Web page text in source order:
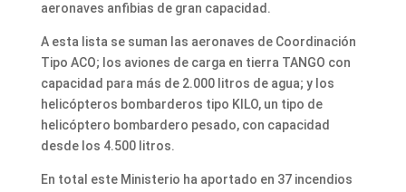
aeronaves anfibias de gran capacidad.
A esta lista se suman las aeronaves de Coordinación
Tipo ACO; los aviones de carga en tierra TANGO con
capacidad para más de 2.000 litros de agua; y los
helicópteros bombarderos tipo KILO, un tipo de
helicóptero bombardero pesado, con capacidad
desde los 4.500 litros.
En total este Ministerio ha aportado en 37 incendios